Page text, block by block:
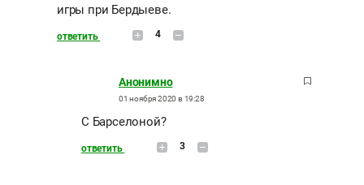
игры при Бердыеве.
ответить 4
Анонимно
01 ноября 2020 в 19:28
С Барселоной?
ответить 3